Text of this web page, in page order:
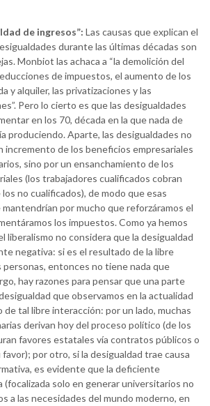
de ingresos”: Las causas que explican el
durante las últimas décadas son
Monbiot las achaca a “la demolición del
de impuestos, el aumento de los
y alquiler, las privatizaciones y las
Pero lo cierto es que las desigualdades
en los 70, década en la que nada de
produciendo. Aparte, las desigualdades no
incremento de los beneficios empresariales
sino por un ensanchamiento de los
(los trabajadores cualificados cobran
los no cualificados), de modo que esas
por mucho que reforzáramos el
los impuestos. Como ya hemos
liberalismo no considera que la desigualdad
negativa: si es el resultado de la libre
personas, entonces no tiene nada que
hay razones para pensar que una parte
que observamos en la actualidad
de tal libre interacción: por un lado, muchas
derivan hoy del proceso político (de los
favores estatales vía contratos públicos o
por otro, si la desigualdad trae causa
es evidente que la deficiente
(focalizada solo en generar universitarios no
a las necesidades del mundo moderno, en